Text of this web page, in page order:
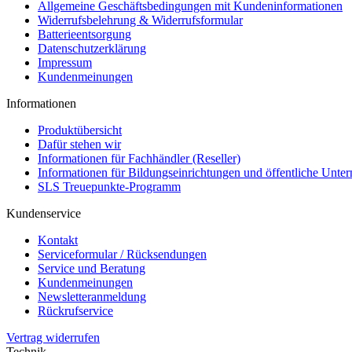
Allgemeine Geschäftsbedingungen mit Kundeninformationen
Widerrufsbelehrung & Widerrufsformular
Batterieentsorgung
Datenschutzerklärung
Impressum
Kundenmeinungen
Informationen
Produktübersicht
Dafür stehen wir
Informationen für Fachhändler (Reseller)
Informationen für Bildungseinrichtungen und öffentliche
SLS Treuepunkte-Programm
Kundenservice
Kontakt
Serviceformular / Rücksendungen
Service und Beratung
Kundenmeinungen
Newsletteranmeldung
Rückrufservice
Vertrag widerrufen